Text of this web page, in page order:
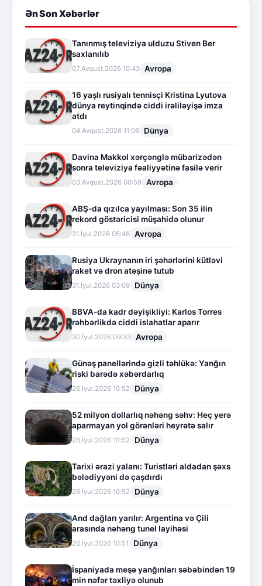
Ən Son Xəbərlər
Tanınmış televiziya ulduzu Stiven Ber
saxlanılıb
07.Avqust.2026 10:43 Avropa
16 yaşlı rusiyalı tennisçi Kristina Lyutova
dünya reytinqində ciddi irəliləyişə imza
atdı
04.Avqust.2026 11:06 Dünya
Davina Makkol xərçənglə mübarizədən
sonra televiziya fəaliyyətinə fasilə verir
03.Avqust.2026 00:59 Avropa
ABŞ-da qızılca yayılması: Son 35 ilin
rekord göstəricisi müşahidə olunur
31.İyul.2026 05:46 Avropa
Rusiya Ukraynanın iri şəhərlərini kütləvi
raket və dron atəşinə tutub
31.İyul.2026 03:09 Dünya
BBVA-da kadr dəyişikliyi: Karlos Torres
rəhbərlikdə ciddi islahatlar aparır
30.İyul.2026 09:33 Avropa
Günəş panellərində gizli təhlükə: Yanğın
riski barədə xəbərdarlıq
26.İyul.2026 10:52 Dünya
52 milyon dollarlıq nəhəng səhv: Heç yerə
aparmayan yol görənləri heyrətə salır
26.İyul.2026 10:52 Dünya
Tarixi ərazi yalanı: Turistləri aldadan şəxs
bələdiyyəni də çaşdırdı
26.İyul.2026 10:52 Dünya
And dağları yarılır: Argentina və Çili
arasında nəhəng tunel layihəsi
26.İyul.2026 10:51 Dünya
İspaniyada meşə yanğınları səbəbindən 19
min nəfər təxliyə olunub